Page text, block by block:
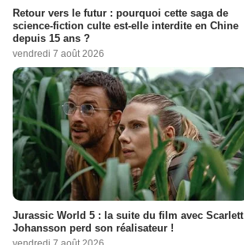
Retour vers le futur : pourquoi cette saga de
science-fiction culte est-elle interdite en Chine
depuis 15 ans ?
vendredi 7 août 2026
Jurassic World 5 : la suite du film avec Scarlett
Johansson perd son réalisateur !